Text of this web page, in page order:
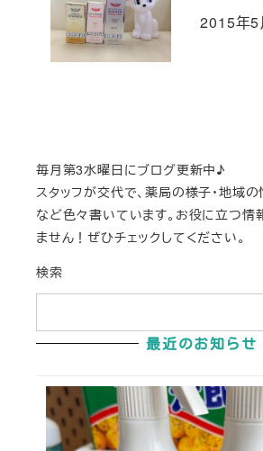
投稿日
2015年5
毎月第3水曜日にブログ更新中♪
スタッフが交代で、薬局の様子・地域の
など色々書いています。お役に立つ情
ません！ぜひチェックしてください。
検索
最近のお知らせ